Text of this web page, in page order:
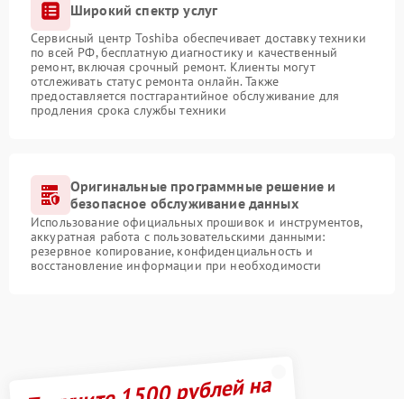
Широкий спектр услуг
Сервисный центр Toshiba обеспечивает доставку техники
по всей РФ, бесплатную диагностику и качественный
ремонт, включая срочный ремонт. Клиенты могут
отслеживать статус ремонта онлайн. Также
предоставляется постгарантийное обслуживание для
продления срока службы техники
Оригинальные программные решение и
безопасное обслуживание данных
Использование официальных прошивок и инструментов,
аккуратная работа с пользовательскими данными:
резервное копирование, конфиденциальность и
восстановление информации при необходимости